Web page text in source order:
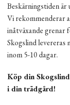
Beskärningstiden
Vi rekommenderar
inåtväxande grenar
Skogslind levereras
inom 5-10 dagar.
Köp din
i din trädgård!